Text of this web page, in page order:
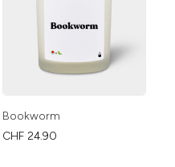
Bookworm
CHF 24.90